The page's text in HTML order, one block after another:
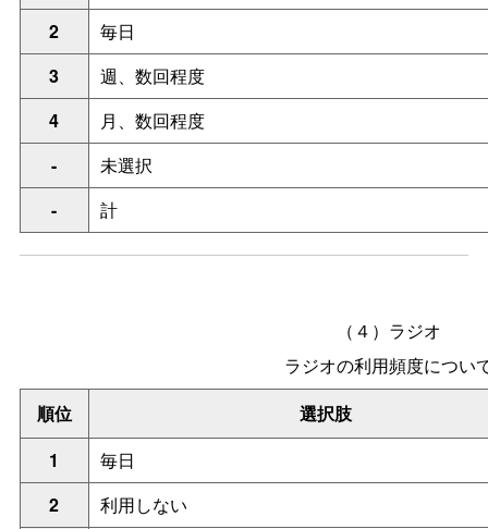
2
毎日
3
週、数回程度
4
月、数回程度
-
未選択
-
計
（４）ラジオ
ラジオの利用頻度につい
順位
選択肢
1
毎日
2
利用しない